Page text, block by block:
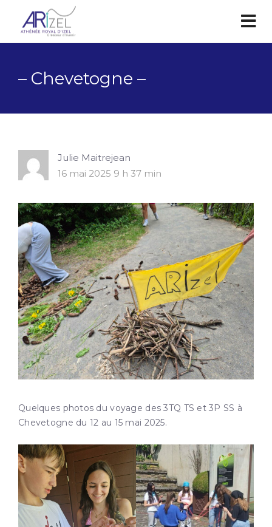
– Chevetogne –
Julie Maitrejean
16 mai 2025 9 h 37 min
Quelques photos du voyage des 3TQ TS et 3P SS à
Chevetogne du 12 au 15 mai 2025.